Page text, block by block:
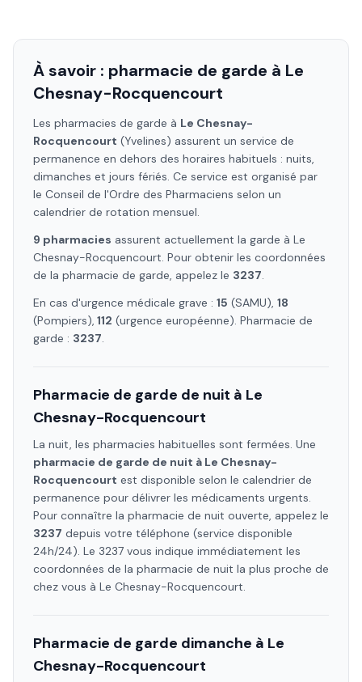
À savoir : pharmacie de garde à Le
Chesnay-Rocquencourt
Les pharmacies de garde à Le Chesnay-
Rocquencourt (Yvelines) assurent un service de
permanence en dehors des horaires habituels : nuits,
dimanches et jours fériés. Ce service est organisé par
le Conseil de l'Ordre des Pharmaciens selon un
calendrier de rotation mensuel.
9 pharmacies assurent actuellement la garde à Le
Chesnay-Rocquencourt. Pour obtenir les coordonnées
de la pharmacie de garde, appelez le 3237.
En cas d'urgence médicale grave : 15 (SAMU), 18
(Pompiers), 112 (urgence européenne). Pharmacie de
garde : 3237.
Pharmacie de garde de nuit à Le
Chesnay-Rocquencourt
La nuit, les pharmacies habituelles sont fermées. Une
pharmacie de garde de nuit à Le Chesnay-
Rocquencourt est disponible selon le calendrier de
permanence pour délivrer les médicaments urgents.
Pour connaître la pharmacie de nuit ouverte, appelez le
3237 depuis votre téléphone (service disponible
24h/24). Le 3237 vous indique immédiatement les
coordonnées de la pharmacie de nuit la plus proche de
chez vous à Le Chesnay-Rocquencourt.
Pharmacie de garde dimanche à Le
Chesnay-Rocquencourt